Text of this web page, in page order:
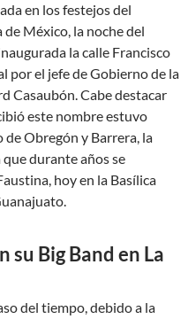
en los festejos del
México, la noche del
la calle Francisco
por el jefe de Gobierno de la
Casaubón.​ Cabe destacar
este nombre estuvo
de Obregón y Barrera, la
durante años se
hoy en la Basílica
su Big Band en La
del tiempo, debido a la